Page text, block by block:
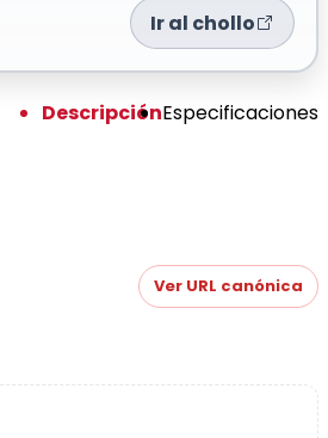
Ir al chollo
DescripciónEspecificaciones
Ver URL canónica